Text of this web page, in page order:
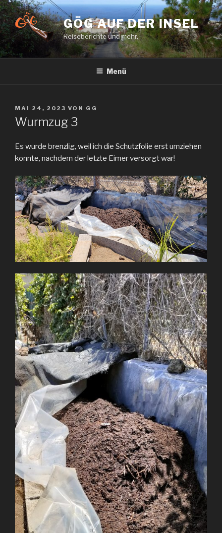
Zum
Inhalt
springen
GÖG AUF DER INSEL
Reiseberichte und mehr.
Menü
VERÖFFENTLICHT
AM
MAI 24, 2023 VON GG
Wurmzug 3
Es wurde brenzlig, weil ich die Schutzfolie erst umziehen
konnte, nachdem der letzte Eimer versorgt war!